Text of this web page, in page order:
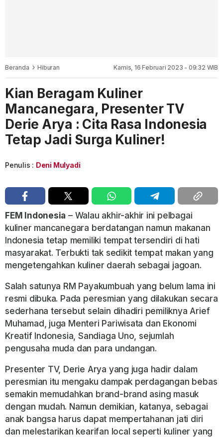
Beranda Hiburan Kamis, 16 Februari 2023 - 09:32 WIB
Kian Beragam Kuliner
Mancanegara, Presenter TV
Derie Arya : Cita Rasa Indonesia
Tetap Jadi Surga Kuliner!
Penulis : Deni Mulyadi
FEM Indonesia – Walau akhir-akhir ini pelbagai
kuliner mancanegara berdatangan namun makanan
Indonesia tetap memiliki tempat tersendiri di hati
masyarakat. Terbukti tak sedikit tempat makan yang
mengetengahkan kuliner daerah sebagai jagoan.
Salah satunya RM Payakumbuah yang belum lama ini
resmi dibuka. Pada peresmian yang dilakukan secara
sederhana tersebut selain dihadiri pemiliknya Arief
Muhamad, juga Menteri Pariwisata dan Ekonomi
Kreatif Indonesia, Sandiaga Uno, sejumlah
pengusaha muda dan para undangan.
Presenter TV, Derie Arya yang juga hadir dalam
peresmian itu mengaku dampak perdagangan bebas
semakin memudahkan brand-brand asing masuk
dengan mudah. Namun demikian, katanya, sebagai
anak bangsa harus dapat mempertahanan jati diri
dan melestarikan kearifan local seperti kuliner yang